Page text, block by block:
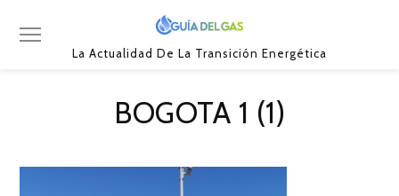
La Actualidad De La Transición Energética
BOGOTA 1 (1)